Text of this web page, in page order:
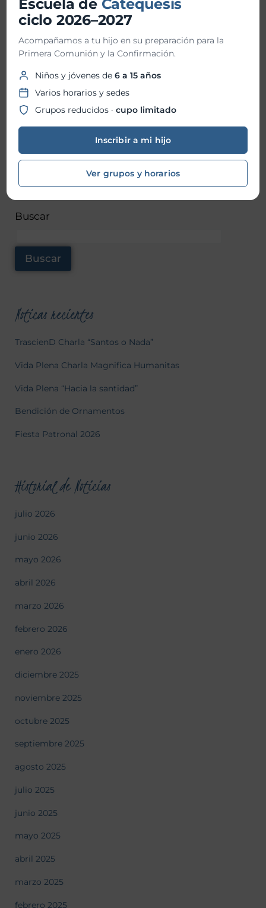
Fue un día lleno de emoción y gratitud,
recordándonos la importancia del sacerdocio como
Entrada
anterior
Entrada
siguiente→
Buscar
Buscar
Noticas recientes
TrascienD Charla “Santos o Nada”
Vida Plena Charla Magnifica Humanitas
Vida Plena “Hacia la santidad”
Bendición de Ornamentos
Fiesta Patronal 2026
Historial de Noticias
julio 2026
junio 2026
mayo 2026
abril 2026
marzo 2026
febrero 2026
enero 2026
diciembre 2025
noviembre 2025
octubre 2025
septiembre 2025
agosto 2025
julio 2025
junio 2025
mayo 2025
abril 2025
marzo 2025
febrero 2025
Escuela de Catequesis
ciclo 2026–2027
Acompañamos a tu hijo en su preparación para la
Primera Comunión y la Confirmación.
Niños y jóvenes de6 a 15 años
Varios horarios y sedes
Grupos reducidos ·cupo limitado
Inscribir a mi hijo
Ver grupos y horarios